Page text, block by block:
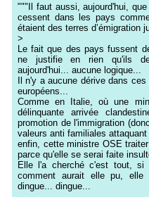
"""Il faut aussi, aujourd'hui,
cessent dans les pays
étaient des terres d’émigration
>
Le fait que des pays fussent
ne justifie en rien qu'ils
aujourd'hui... aucune logique...
Il n'y a aucune dérive dans
européens...
Comme en Italie, où une
délinquante arrivée
promotion de l'immigration
valeurs anti familiales
enfin, cette ministre OSE
parce qu'elle se serai faite
Elle l'a cherché c'est tout, si
comment aurait elle pu, elle
dingue... dingue...